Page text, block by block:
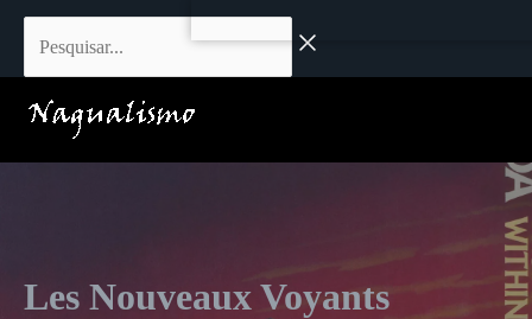
Aller
contenu
Les Nouveaux Voyants